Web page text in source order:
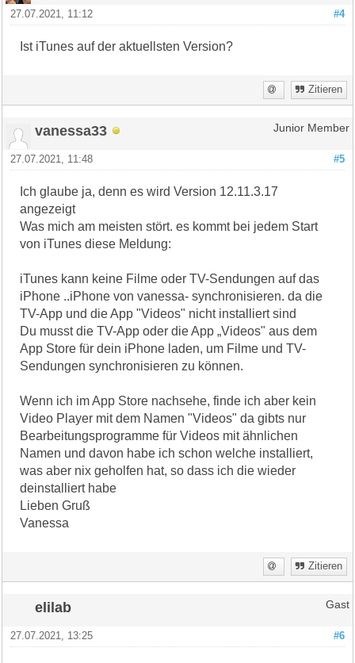
#4
27.07.2021, 11:12
Ist iTunes auf der aktuellsten Version?
Zitieren
vanessa33 Junior Member
#5
27.07.2021, 11:48
Ich glaube ja, denn es wird Version 12.11.3.17
angezeigt
Was mich am meisten stört. es kommt bei jedem Start
von iTunes diese Meldung:
iTunes kann keine Filme oder TV-Sendungen auf das
iPhone ..iPhone von vanessa- synchronisieren. da die
TV-App und die App "Videos" nicht installiert sind
Du musst die TV-App oder die App „Videos" aus dem
App Store für dein iPhone laden, um Filme und TV-
Sendungen synchronisieren zu können.
Wenn ich im App Store nachsehe, finde ich aber kein
Video Player mit dem Namen "Videos" da gibts nur
Bearbeitungsprogramme für Videos mit ähnlichen
Namen und davon habe ich schon welche installiert,
was aber nix geholfen hat, so dass ich die wieder
deinstalliert habe
Lieben Gruß
Vanessa
Zitieren
elilab Gast
#6
27.07.2021, 13:25